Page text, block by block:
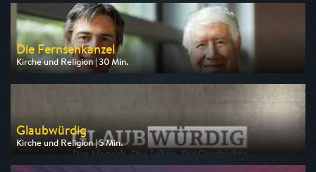
am 12.08.2026, 19:00
Die Fernsehkanzel
Kirche und Religion | 30 Min.
Ausgestrahlt von RTLZWEI
am 09.08.2026, 07:27
Glaubwürdig
Kirche und Religion | 5 Min.
Ausgestrahlt von MDR
am 08.08.2026, 18:45